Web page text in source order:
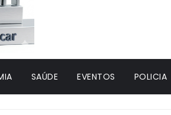
SAÚDE EVENTOS POLICIA